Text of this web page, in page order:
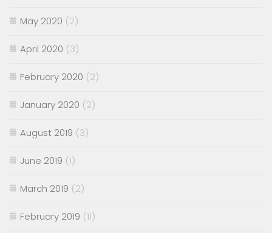
May 2020 (2)
April 2020 (3)
February 2020 (2)
January 2020 (2)
August 2019 (3)
June 2019 (1)
March 2019 (2)
February 2019 (11)